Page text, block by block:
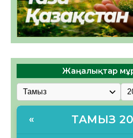
Жаңалықтар
« ТАМЫЗ